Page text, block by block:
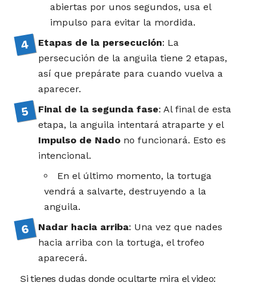
abiertas por unos segundos, usa el
impulso para evitar la mordida.
Etapas de la persecución: La
persecución de la anguila tiene 2 etapas,
así que prepárate para cuando vuelva a
aparecer.
Final de la segunda fase: Al final de esta
etapa, la anguila intentará atraparte y el
Impulso de Nado no funcionará. Esto es
intencional.
En el último momento, la tortuga
vendrá a salvarte, destruyendo a la
anguila.
Nadar hacia arriba: Una vez que nades
hacia arriba con la tortuga, el trofeo
aparecerá.
Si tienes dudas donde ocultarte mira el video: